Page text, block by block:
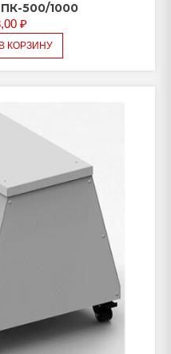
500/1000
₽
КОРЗИНУ